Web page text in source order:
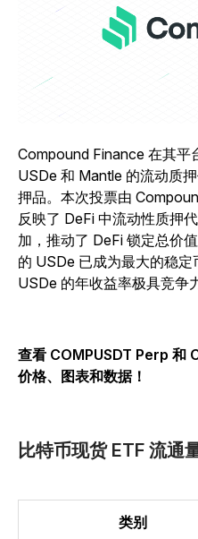
Compound Finance 在其平
USDe 和 Mantle 的流动质
押品。本次投票由
反映了 DeFi 中流动性质押
加，推动了 DeFi 锁定总价
的 USDe 已成为最大的稳
USDe 的年收益率极具竞争
查看 COMPUSDT Perp 和
价格、图表和数据！
比特币现货 ETF 流通
类别